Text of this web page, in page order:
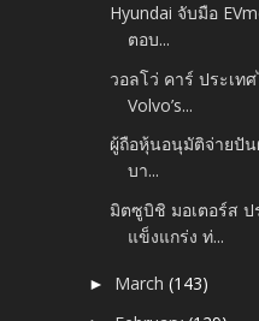
Hyundai จับมือ
ตอบ...
วอลโว่ คาร์ ประเท
Volvo’s...
ผู้ถือหุ้นอนุมัติจ่ายปัน
บา...
มิตซูบิชิ มอเตอร์ส ป
แข็งแกร่ง ท่...
► March(143)